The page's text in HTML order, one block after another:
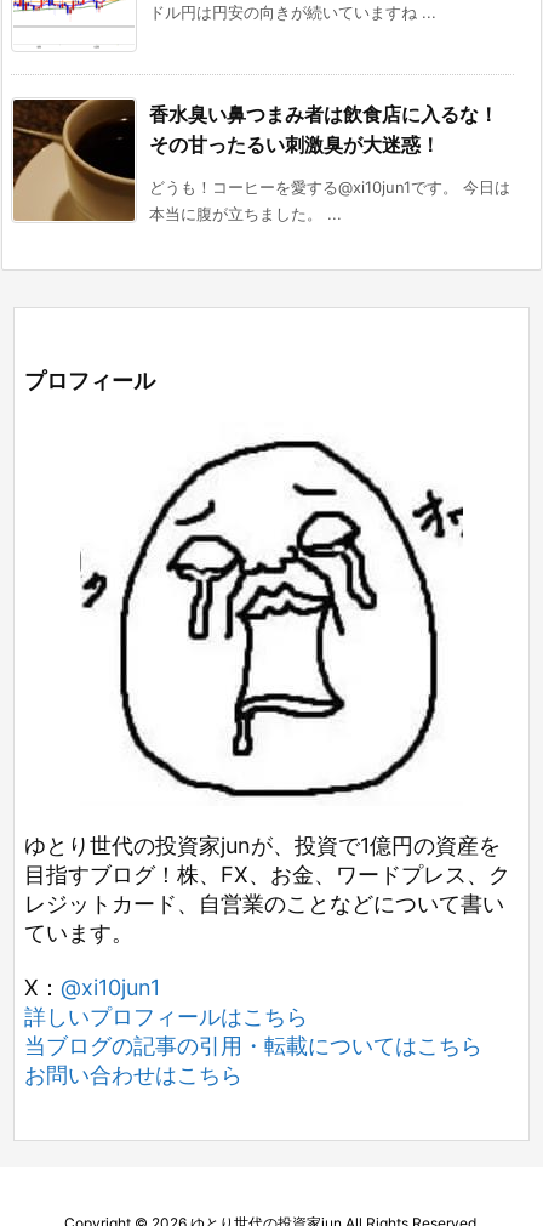
ドル円は円安の向きが続いていますね ...
香水臭い鼻つまみ者は飲食店に入るな！
その甘ったるい刺激臭が大迷惑！
どうも！コーヒーを愛する@xi10jun1です。 今日は
本当に腹が立ちました。 ...
プロフィール
ゆとり世代の投資家junが、投資で1億円の資産を
目指すブログ！株、FX、お金、ワードプレス、ク
レジットカード、自営業のことなどについて書い
ています。
X： @xi10jun1
詳しいプロフィールはこちら
当ブログの記事の引用・転載についてはこちら
お問い合わせはこちら